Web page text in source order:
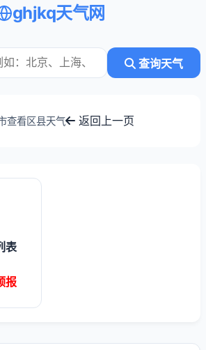
ghjkq天气网
查询天气
查看区县天气 返回上一页
表
报